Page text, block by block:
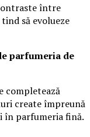
între
să evolueze
parfumeria de
completează
create împreună
în parfumeria fină.